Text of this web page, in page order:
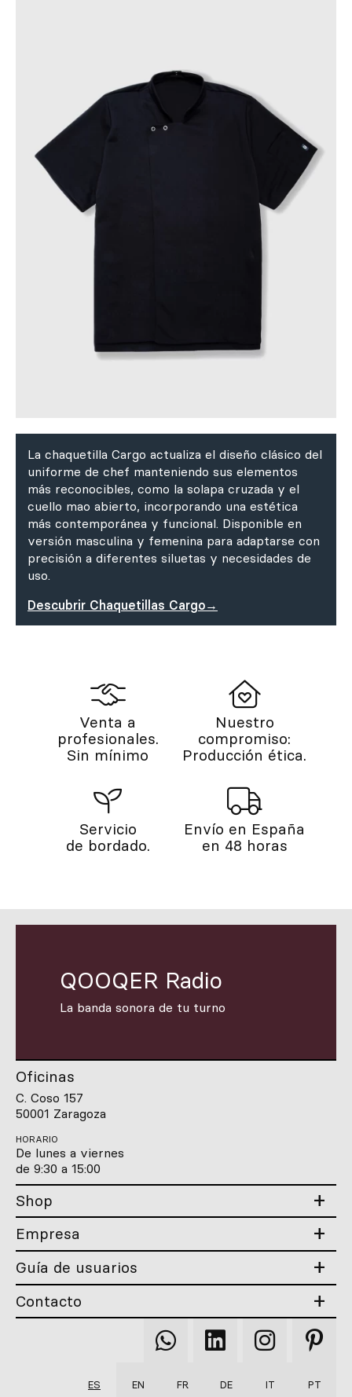
La chaquetilla Cargo actualiza el diseño clásico del
uniforme de chef manteniendo sus elementos
más reconocibles, como la solapa cruzada y el
cuello mao abierto, incorporando una estética
más contemporánea y funcional. Disponible en
versión masculina y femenina para adaptarse con
precisión a diferentes siluetas y necesidades de
uso.
Descubrir Chaquetillas Cargo→
Venta a
profesionales.
Sin mínimo
Nuestro
compromiso:
Producción ética.
Servicio
de bordado.
Envío en España
en 48 horas
QOOQER Radio
La banda sonora de tu turno
Oficinas
C. Coso 157
50001 Zaragoza
HORARIO
De lunes a viernes
de 9:30 a 15:00
Shop
Empresa
Guía de usuarios
Contacto
Qooqer
WhatsApp
Qooqer
Linkedin
Qooqer
Instagram
Qooqer
ES EN FR DE IT PT